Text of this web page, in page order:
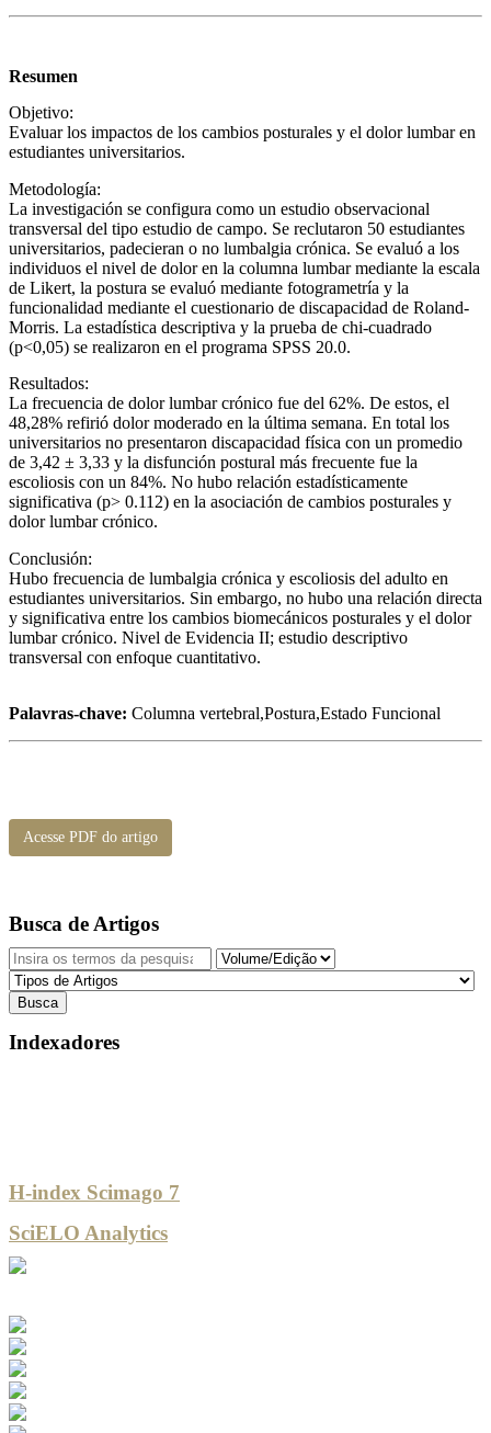
Resumen
Objetivo:
Evaluar los impactos de los cambios posturales y el dolor lumbar en
estudiantes universitarios.
Metodología:
La investigación se configura como un estudio observacional
transversal del tipo estudio de campo. Se reclutaron 50 estudiantes
universitarios, padecieran o no lumbalgia crónica. Se evaluó a los
individuos el nivel de dolor en la columna lumbar mediante la escala
de Likert, la postura se evaluó mediante fotogrametría y la
funcionalidad mediante el cuestionario de discapacidad de Roland-
Morris. La estadística descriptiva y la prueba de chi-cuadrado
(p<0,05) se realizaron en el programa SPSS 20.0.
Resultados:
La frecuencia de dolor lumbar crónico fue del 62%. De estos, el
48,28% refirió dolor moderado en la última semana. En total los
universitarios no presentaron discapacidad física con un promedio
de 3,42 ± 3,33 y la disfunción postural más frecuente fue la
escoliosis con un 84%. No hubo relación estadísticamente
significativa (p> 0.112) en la asociación de cambios posturales y
dolor lumbar crónico.
Conclusión:
Hubo frecuencia de lumbalgia crónica y escoliosis del adulto en
estudiantes universitarios. Sin embargo, no hubo una relación directa
y significativa entre los cambios biomecánicos posturales y el dolor
lumbar crónico. Nivel de Evidencia II; estudio descriptivo
transversal con enfoque cuantitativo.
Palavras-chave: Columna vertebral,Postura,Estado Funcional
Acesse PDF do artigo
Busca de Artigos
Indexadores
H-index Scimago 7
SciELO Analytics